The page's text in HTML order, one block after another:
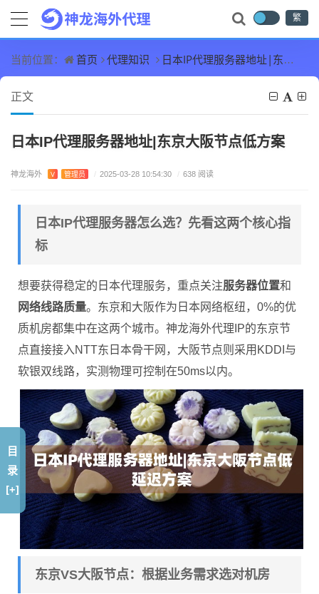
繁
当前位置： 首页 代理知识 日本IP代理服务器地址|东京大阪节点低方案
正文
日本IP代理服务器地址|东京大阪节点低方案
神龙海外 V 管理员 / 2025-03-28 10:54:30 / 638 阅读
日本IP代理服务器怎么选？先看这两个核心指
标
想要获得稳定的日本代理服务，重点关注服务器位置和
网络线路质量。东京和大阪作为日本网络枢纽，0%的优
质机房都集中在这两个城市。神龙海外代理IP的东京节
点直接接入NTT东日本骨干网，大阪节点则采用KDDI与
软银双线路，实测物理可控制在50ms以内。
东京VS大阪节点：根据业务需求选对机房
目
录
[+]